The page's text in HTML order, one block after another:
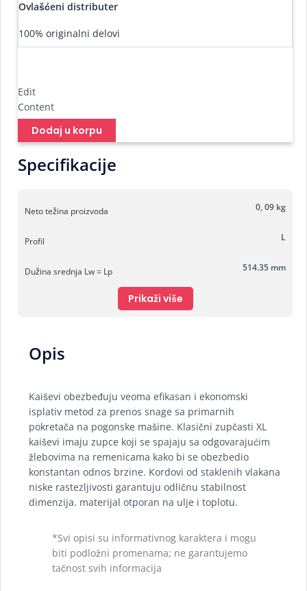
Ovlašćeni distributer
100% originalni delovi
Edit
Content
Dodaj u korpu
Specifikacije
Neto težina proizvoda 0, 09 kg
Profil L
Dužina srednja Lw = Lp 514.35 mm
Prikaži više
Opis
Kaiševi obezbeđuju veoma efikasan i ekonomski
isplativ metod za prenos snage sa primarnih
pokretača na pogonske mašine. Klasični zupčasti XL
kaiševi imaju zupce koji se spajaju sa odgovarajućim
žlebovima na remenicama kako bi se obezbedio
konstantan odnos brzine. Kordovi od staklenih vlakana
niske rastezljivosti garantuju odličnu stabilnost
dimenzija. materijal otporan na ulje i toplotu.
*Svi opisi su informativnog karaktera i mogu
biti podložni promenama; ne garantujemo
tačnost svih informacija